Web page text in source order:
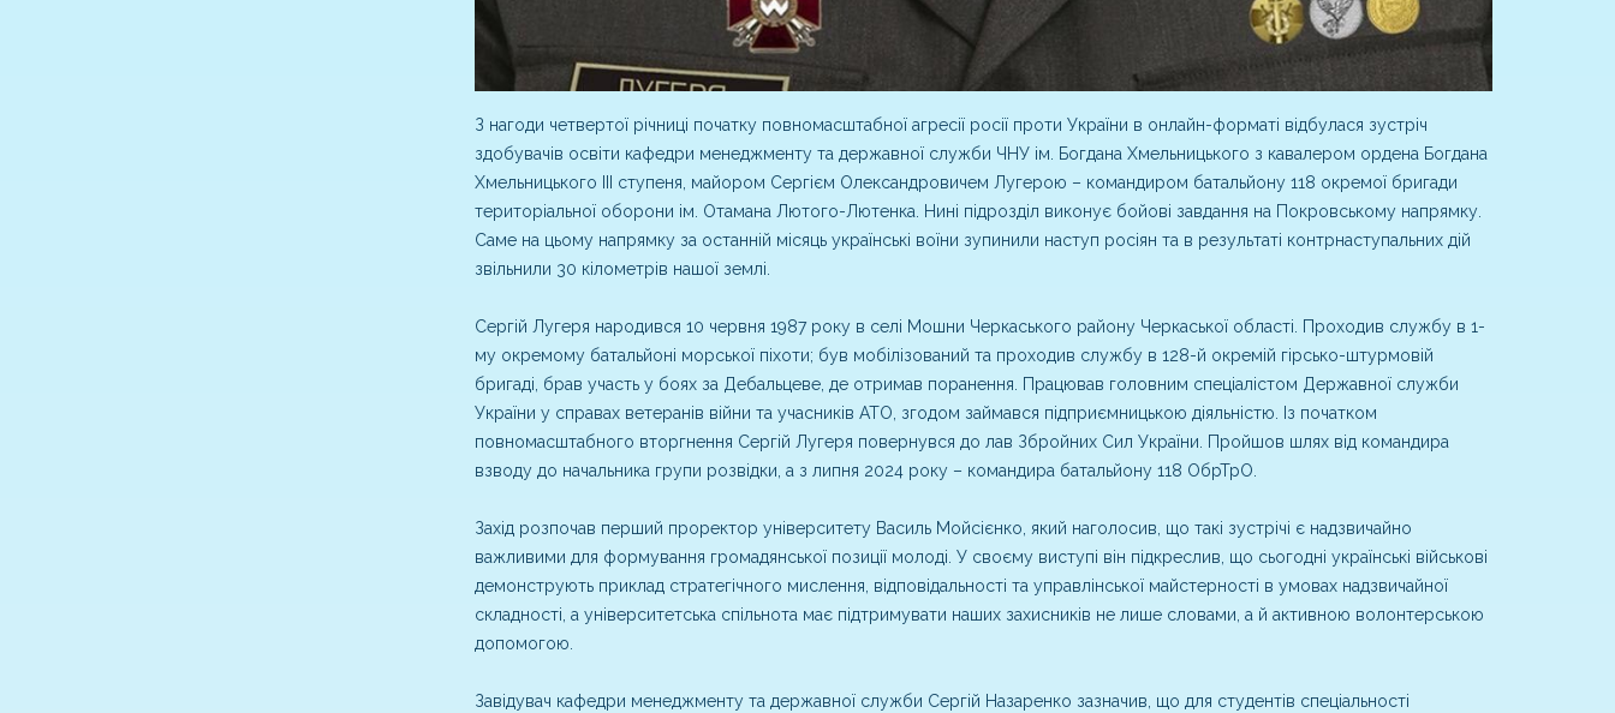
З нагоди четвертої річниці початку повномасштабної агресії росії проти України в онлайн-форматі відбулася зустріч
здобувачів освіти кафедри менеджменту та державної служби ЧНУ ім. Богдана Хмельницького з кавалером ордена Богдана
Хмельницького ІІІ ступеня, майором Сергієм Олександровичем Лугерою – командиром батальйону 118 окремої бригади
територіальної оборони ім. Отамана Лютого-Лютенка. Нині підрозділ виконує бойові завдання на Покровському напрямку.
Саме на цьому напрямку за останній місяць українські воїни зупинили наступ росіян та в результаті контрнаступальних дій
звільнили 30 кілометрів нашої землі.
Сергій Лугеря народився 10 червня 1987 року в селі Мошни Черкаського району Черкаської області. Проходив службу в 1-
му окремому батальйоні морської піхоти; був мобілізований та проходив службу в 128-й окремій гірсько-штурмовій
бригаді, брав участь у боях за Дебальцеве, де отримав поранення. Працював головним спеціалістом Державної служби
України у справах ветеранів війни та учасників АТО, згодом займався підприємницькою діяльністю. Із початком
повномасштабного вторгнення Сергій Лугеря повернувся до лав Збройних Сил України. Пройшов шлях від командира
взводу до начальника групи розвідки, а з липня 2024 року – командира батальйону 118 ОбрТрО.
Захід розпочав перший проректор університету Василь Мойсієнко, який наголосив, що такі зустрічі є надзвичайно
важливими для формування громадянської позиції молоді. У своєму виступі він підкреслив, що сьогодні українські військові
демонструють приклад стратегічного мислення, відповідальності та управлінської майстерності в умовах надзвичайної
складності, а університетська спільнота має підтримувати наших захисників не лише словами, а й активною волонтерською
допомогою.
Завідувач кафедри менеджменту та державної служби Сергій Назаренко зазначив, що для студентів спеціальності